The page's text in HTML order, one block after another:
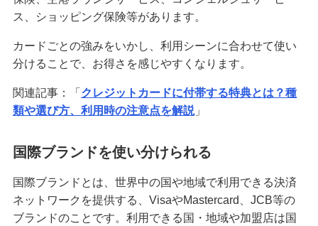
リット・デメリットや使い分け方を解説
クレジットカード決済で領収書は発行できる？代
わりの書類や注意点も解説
クレジットカードが作れない原因とは？審査に落
ちた場合の対処法や代替カードを紹介
クレジットカードの3Dセキュアとは？決済方法、
クレジットカードの家族カードとは？発行条件や
メリット・デメリット等を解説
ス、ショッピング保険等があります。
カードごとの強みをいかし、利用シーンに合わせて使い
分けることで、お得さを感じやすくなります。
関連記事：「 クレジットカードに付帯する特典とは？種
類や選び方、利用時の注意点を解説」
国際ブランドを使い分けられる
国際ブランドとは、世界中の国や地域で利用できる決済
ネットワークを提供する、VisaやMastercard、JCB等の
ブランドのことです。利用できる国・地域や加盟店は国